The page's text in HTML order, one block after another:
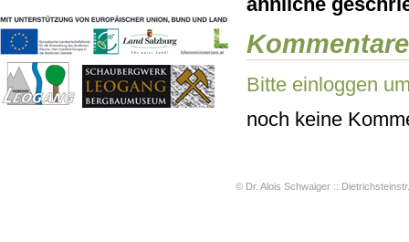
Kommentare
Bitte einloggen
noch keine
© Dr. Alois Schwaiger ::